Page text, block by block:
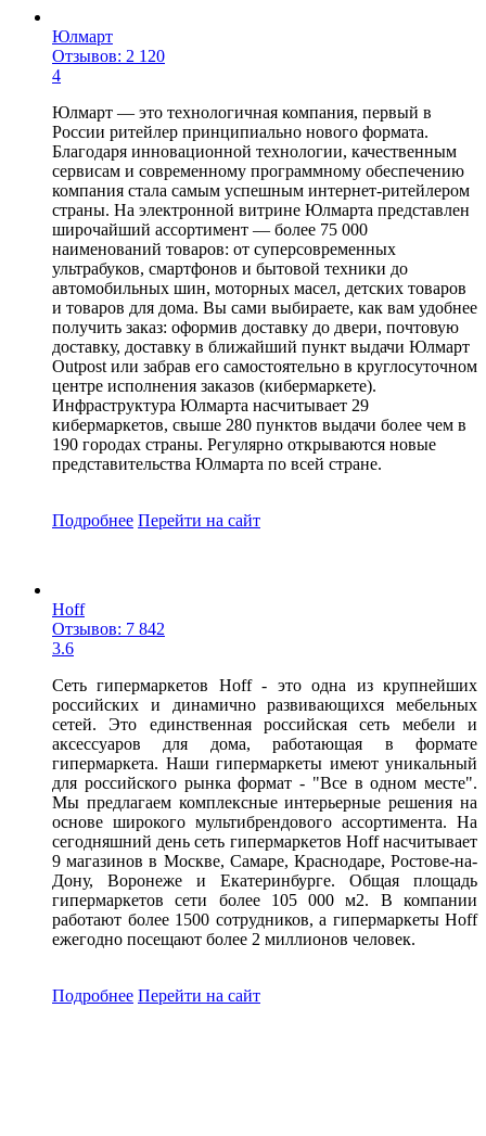
Юлмарт
Отзывов: 2 120
4
Юлмарт — это технологичная компания, первый в
России ритейлер принципиально нового формата.
Благодаря инновационной технологии, качественным
сервисам и современному программному обеспечению
компания стала самым успешным интернет-ритейлером
страны. На электронной витрине Юлмарта представлен
широчайший ассортимент — более 75 000
наименований товаров: от суперсовременных
ультрабуков, смартфонов и бытовой техники до
автомобильных шин, моторных масел, детских товаров
и товаров для дома. Вы сами выбираете, как вам удобнее
получить заказ: оформив доставку до двери, почтовую
доставку, доставку в ближайший пункт выдачи Юлмарт
Outpost или забрав его самостоятельно в круглосуточном
центре исполнения заказов (кибермаркете).
Инфраструктура Юлмарта насчитывает 29
кибермаркетов, свыше 280 пунктов выдачи более чем в
190 городах страны. Регулярно открываются новые
представительства Юлмарта по всей стране.
Подробнее Перейти на сайт
Hoff
Отзывов: 7 842
3.6
Сеть гипермаркетов Hoff - это одна из крупнейших
российских и динамично развивающихся мебельных
сетей. Это единственная российская сеть мебели и
аксессуаров для дома, работающая в формате
гипермаркета. Наши гипермаркеты имеют уникальный
для российского рынка формат - "Все в одном месте".
Мы предлагаем комплексные интерьерные решения на
основе широкого мультибрендового ассортимента. На
сегодняшний день сеть гипермаркетов Hoff насчитывает
9 магазинов в Москве, Самаре, Краснодаре, Ростове-на-
Дону, Воронеже и Екатеринбурге. Общая площадь
гипермаркетов сети более 105 000 м2. В компании
работают более 1500 сотрудников, а гипермаркеты Hoff
ежегодно посещают более 2 миллионов человек.
Подробнее Перейти на сайт